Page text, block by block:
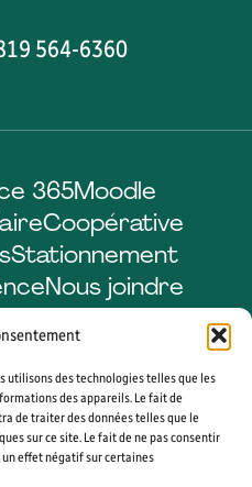
utilisons des technologies telles que les
des appareils. Le fait de
de traiter des données telles que le
sur ce site. Le fait de ne pas consentir
effet négatif sur certaines
564-6360
365Moodle
Coopérative
Stationnement
Nous joindre
InstagramYouTube